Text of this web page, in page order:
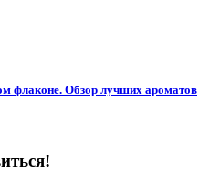
флаконе. Обзор лучших ароматов